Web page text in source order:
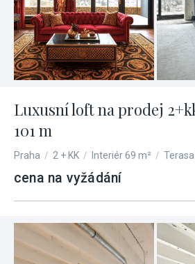
Luxusní loft na prodej
101 m
Praha / 2 + KK / Interiér 69 m² /
cena na vyžádání